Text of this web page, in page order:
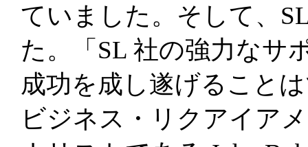
ていました。そして、
た。「SL 社の強力なサ
成功を成し遂げること
ビジネス・リクアイア